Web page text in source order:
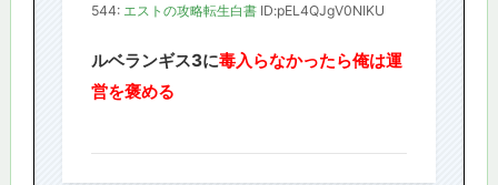
544: エストの攻略転生白書 ID:pEL4QJgV0NIKU
ルベランギス3に毒入らなかったら俺は運
営を褒める